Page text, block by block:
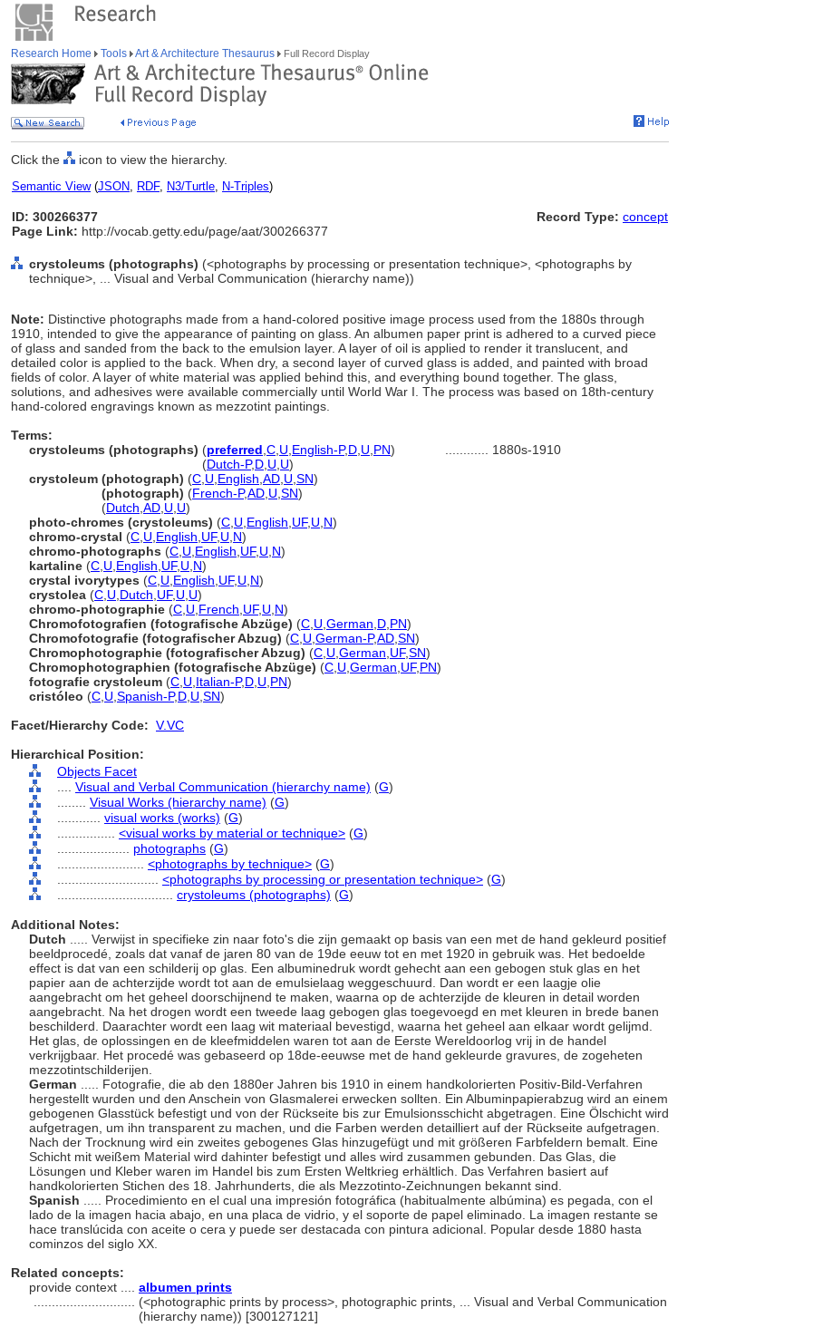
Research Home Tools Art & Architecture Thesaurus Full Record Display
Click the icon to view the hierarchy.
Semantic View(JSON, RDF, N3/Turtle, N-Triples)
ID: 300266377
Page Link: http://vocab.getty.edu/page/aat/300266377
Record Type: concept
crystoleums (photographs) (<photographs by processing or presentation technique>, <photographs by
technique>, ... Visual and Verbal Communication (hierarchy name))
Note: Distinctive photographs made from a hand-colored positive image process used from the 1880s through
1910, intended to give the appearance of painting on glass. An albumen paper print is adhered to a curved piece
of glass and sanded from the back to the emulsion layer. A layer of oil is applied to render it translucent, and
detailed color is applied to the back. When dry, a second layer of curved glass is added, and painted with broad
fields of color. A layer of white material was applied behind this, and everything bound together. The glass,
solutions, and adhesives were available commercially until World War I. The process was based on 18th-century
hand-colored engravings known as mezzotint paintings.
Terms:
crystoleums (photographs) (preferred C U English-P,D U PN)
1880s-1910
(Dutch-P,D U U)
crystoleum (photograph) (C U English AD U SN)
(photograph) (French-P,AD U SN)
(Dutch AD U U)
photo-chromes (crystoleums) (C U English UF, U N)
chromo-crystal (C U English UF, U N)
chromo-photographs (C U English UF, U N)
kartaline (C U English UF, U N)
crystal ivorytypes (C U English UF, U N)
crystolea (C U Dutch UF, U U)
chromo-photographie (C U French UF, U N)
Chromofotografien (fotografische Abzüge) (C U German D PN)
Chromofotografie (fotografischer Abzug) (C U German-P,AD SN)
Chromophotographie (fotografischer Abzug) (C U German UF,SN)
Chromophotographien (fotografische Abzüge) (C U German UF, PN)
fotografie crystoleum (C U Italian-P,D U PN)
cristóleo (C U Spanish-P,D U SN)
Facet/Hierarchy Code: V.VC
Hierarchical Position:
Objects Facet
Visual and Verbal Communication (hierarchy name) (G)
Visual Works (hierarchy name) (G)
visual works (works) (G)
<visual works by material or technique> (G)
photographs (G)
<photographs by technique> (G)
<photographs by processing or presentation technique> (G)
crystoleums (photographs) (G)
Additional Notes:
Dutch
..... Verwijst in specifieke zin naar foto's die zijn gemaakt op basis van een met de hand gekleurd positief
beeldprocedé, zoals dat vanaf de jaren 80 van de 19de eeuw tot en met 1920 in gebruik was. Het bedoelde
effect is dat van een schilderij op glas. Een albuminedruk wordt gehecht aan een gebogen stuk glas en het
papier aan de achterzijde wordt tot aan de emulsielaag weggeschuurd. Dan wordt er een laagje olie
aangebracht om het geheel doorschijnend te maken, waarna op de achterzijde de kleuren in detail worden
aangebracht. Na het drogen wordt een tweede laag gebogen glas toegevoegd en met kleuren in brede banen
beschilderd. Daarachter wordt een laag wit materiaal bevestigd, waarna het geheel aan elkaar wordt gelijmd.
Het glas, de oplossingen en de kleefmiddelen waren tot aan de Eerste Wereldoorlog vrij in de handel
verkrijgbaar. Het procedé was gebaseerd op 18de-eeuwse met de hand gekleurde gravures, de zogeheten
mezzotintschilderijen.
German
..... Fotografie, die ab den 1880er Jahren bis 1910 in einem handkolorierten Positiv-Bild-Verfahren
hergestellt wurden und den Anschein von Glasmalerei erwecken sollten. Ein Albuminpapierabzug wird an einem
gebogenen Glasstück befestigt und von der Rückseite bis zur Emulsionsschicht abgetragen. Eine Ölschicht wird
aufgetragen, um ihn transparent zu machen, und die Farben werden detailliert auf der Rückseite aufgetragen.
Nach der Trocknung wird ein zweites gebogenes Glas hinzugefügt und mit größeren Farbfeldern bemalt. Eine
Schicht mit weißem Material wird dahinter befestigt und alles wird zusammen gebunden. Das Glas, die
Lösungen und Kleber waren im Handel bis zum Ersten Weltkrieg erhältlich. Das Verfahren basiert auf
handkolorierten Stichen des 18. Jahrhunderts, die als Mezzotinto-Zeichnungen bekannt sind.
Spanish
..... Procedimiento en el cual una impresión fotográfica (habitualmente albúmina) es pegada, con el
lado de la imagen hacia abajo, en una placa de vidrio, y el soporte de papel eliminado. La imagen restante se
hace translúcida con aceite o cera y puede ser destacada con pintura adicional. Popular desde 1880 hasta
cominzos del siglo XX.
Related concepts:
provide context .... albumen prints
(<photographic prints by process>, photographic prints, ... Visual and Verbal Communication
(hierarchy name)) [300127121]